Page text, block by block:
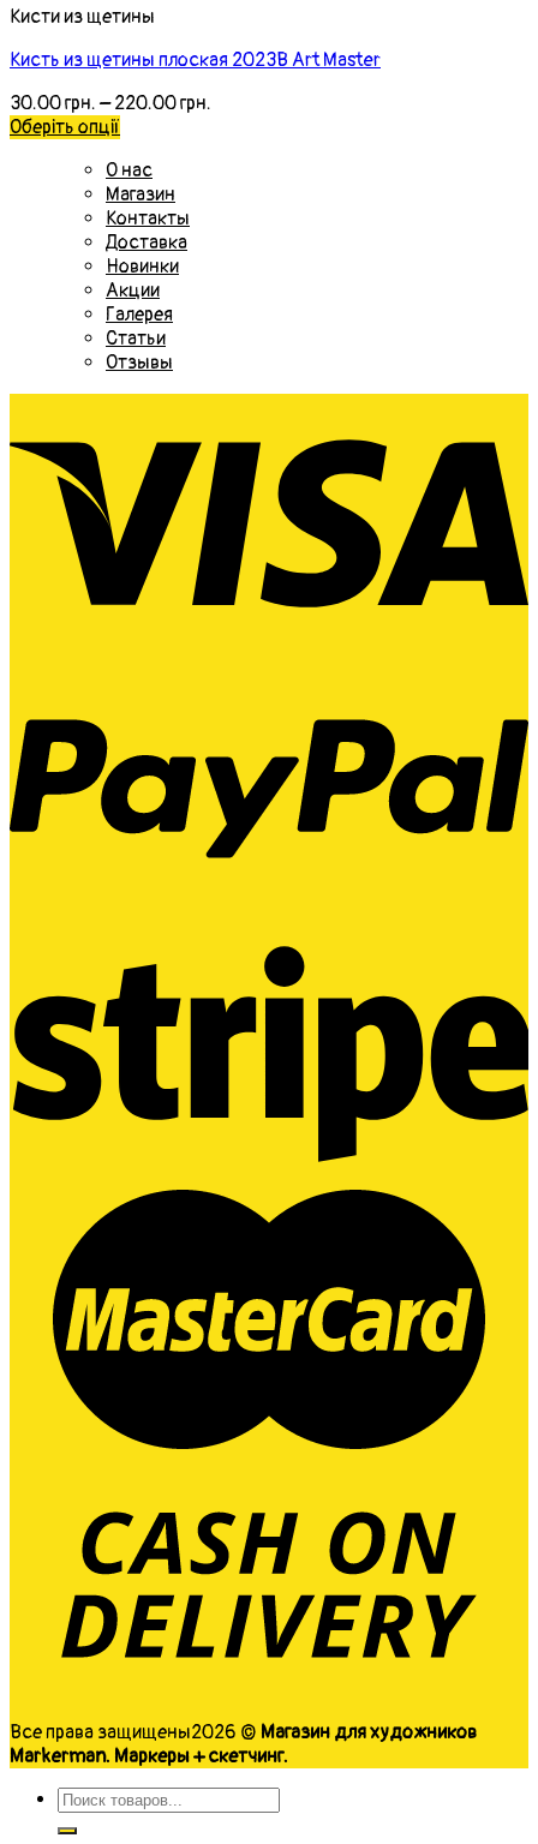
Кисти из щетины
Кисть из щетины плоская 2023В Art Master
30.00грн. –220.00грн.
Оберіть опції
О нас
Магазин
Контакты
Доставка
Новинки
Акции
Галерея
Статьи
Отзывы
Все права защищены2026 © Магазин для художников
Markerman. Маркеры + скетчинг.